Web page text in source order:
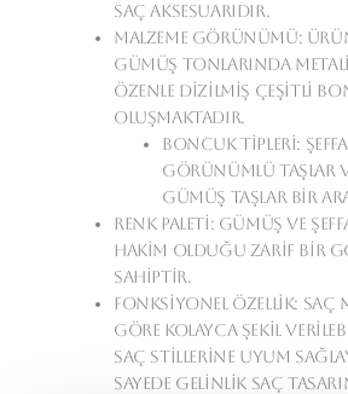
saç aksesuarıdır.
Malzeme Görünümü:
gümüş tonlarında
özenle dizilmiş çeşitli
oluşmaktadır.
Boncuk Tipleri:
görünümlü taşlar
gümüş taşlar bir
Renk Paleti: Gümüş ve
hakim olduğu zarif bir
sahiptir.
Fonksiyonel Özellik: Saç
göre kolayca şekil
saç stillerine uyum
sayede gelinlik saç